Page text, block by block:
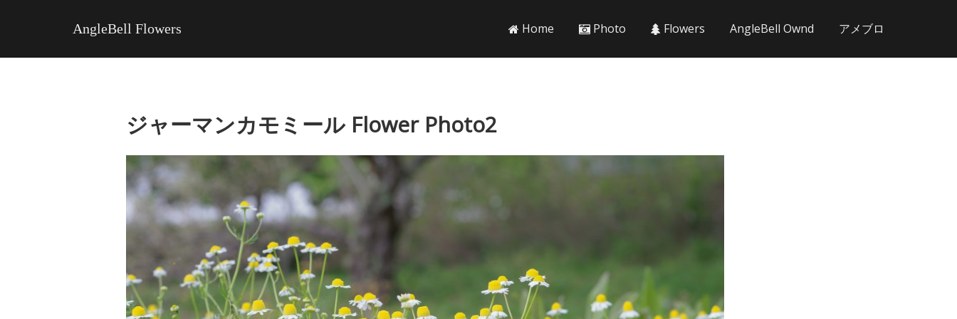
AngleBell Flowers Home Photo Flowers AngleBell Ownd アメブロ
ジャーマンカモミール Flower Photo2